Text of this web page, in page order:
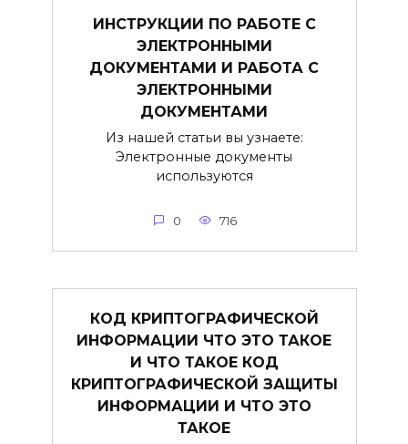
ИНСТРУКЦИИ ПО РАБОТЕ С
ЭЛЕКТРОННЫМИ
ДОКУМЕНТАМИ И РАБОТА С
ЭЛЕКТРОННЫМИ
ДОКУМЕНТАМИ
Из нашей статьи вы узнаете:
Электронные документы
используются
0 716
КОД КРИПТОГРАФИЧЕСКОЙ
ИНФОРМАЦИИ ЧТО ЭТО ТАКОЕ
И ЧТО ТАКОЕ КОД
КРИПТОГРАФИЧЕСКОЙ ЗАЩИТЫ
ИНФОРМАЦИИ И ЧТО ЭТО
ТАКОЕ